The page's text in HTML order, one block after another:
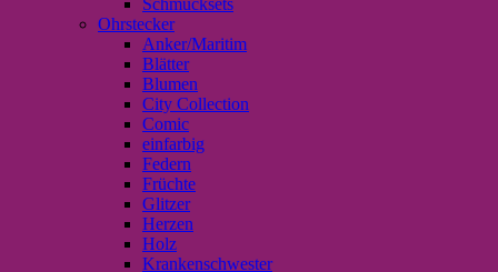
Schmucksets
Ohrstecker
Anker/Maritim
Blätter
Blumen
City Collection
Comic
einfarbig
Federn
Früchte
Glitzer
Herzen
Holz
Krankenschwester